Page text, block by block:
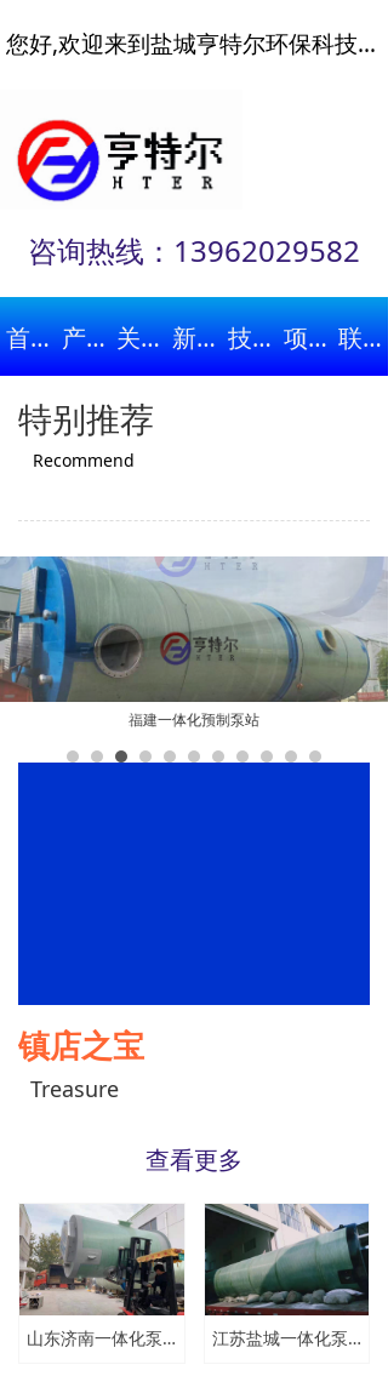
首页 产品中心 关于我们 新闻动态 技术文章 项目案例 联系我们
咨询热线：13962029582
您好,欢迎来到盐城亨特尔环保科技官方网站!!
查看更多
镇店之宝
Treasure
特别推荐
Recommend
山东济南一体化泵站厂家设计不同之处 江苏盐城一体化泵站价格
福建一体化预制泵站
上海一体化污水泵站